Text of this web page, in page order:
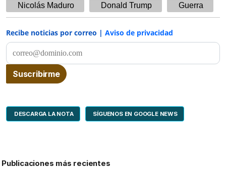
Nicolás Maduro Donald Trump Guerra
Recibe noticias por correo | Aviso de privacidad
DESCARGA LA NOTA SÍGUENOS EN GOOGLE NEWS
Publicaciones más recientes